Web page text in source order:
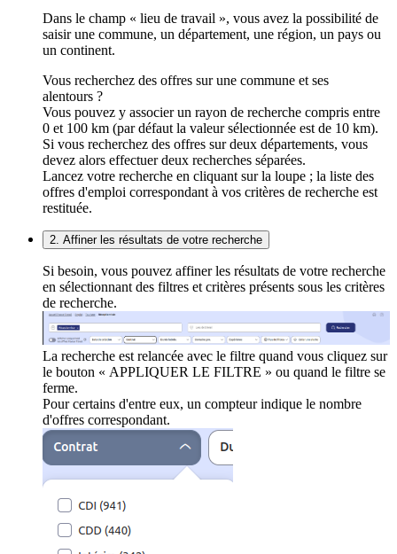
Dans le champ « lieu de travail », vous avez la possibilité de
saisir une commune, un département, une région, un pays ou
un continent.
Vous recherchez des offres sur une commune et ses
alentours ?
Vous pouvez y associer un rayon de recherche compris entre
0 et 100 km (par défaut la valeur sélectionnée est de 10 km).
Si vous recherchez des offres sur deux départements, vous
devez alors effectuer deux recherches séparées.
Lancez votre recherche en cliquant sur la loupe ; la liste des
offres d'emploi correspondant à vos critères de recherche est
restituée.
2. Affiner les résultats de votre recherche
Si besoin, vous pouvez affiner les résultats de votre recherche
en sélectionnant des filtres et critères présents sous les critères
de recherche.
La recherche est relancée avec le filtre quand vous cliquez sur
le bouton « APPLIQUER LE FILTRE » ou quand le filtre se
ferme.
Pour certains d'entre eux, un compteur indique le nombre
d'offres correspondant.